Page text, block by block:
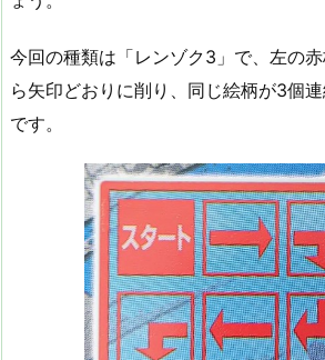
今回の種類は「レンゾク3」で、左の
ら矢印どおりに削り、同じ絵柄が3個
です。